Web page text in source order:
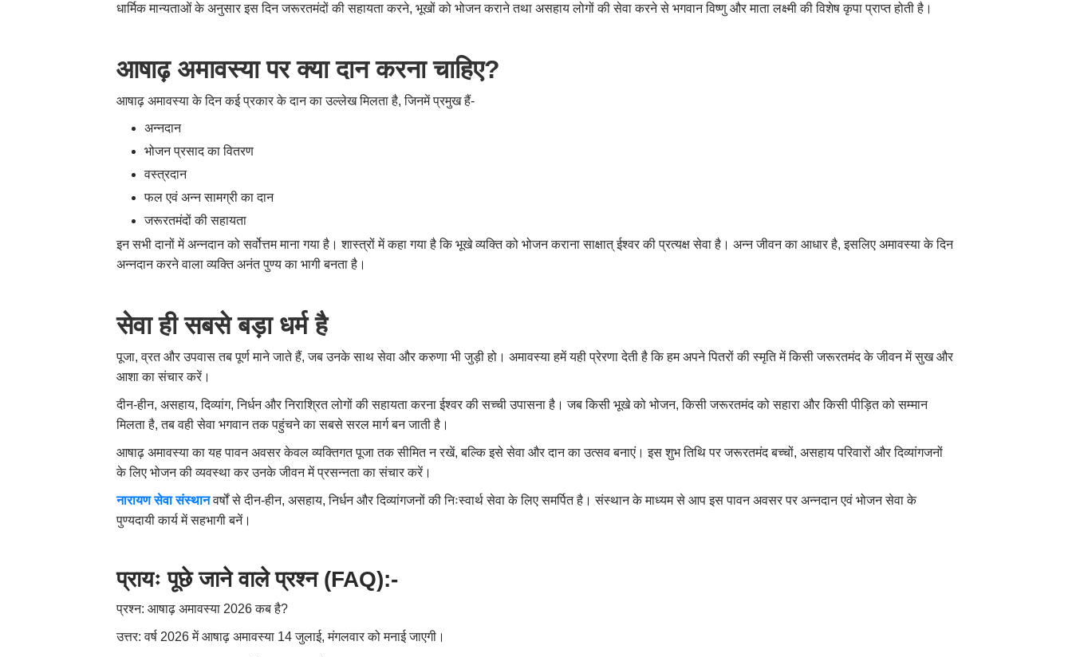
धार्मिक मान्यताओं के अनुसार इस दिन जरूरतमंदों की सहायता करने, भूखों को भोजन कराने तथा असहाय लोगों की सेवा करने से भगवान विष्णु और माता लक्ष्मी की विशेष कृपा प्राप्त होती है।
आषाढ़ अमावस्या पर क्या दान करना चाहिए?
आषाढ़ अमावस्या के दिन कई प्रकार के दान का उल्लेख मिलता है, जिनमें प्रमुख हैं-
अन्नदान
भोजन प्रसाद का वितरण
वस्त्रदान
फल एवं अन्न सामग्री का दान
जरूरतमंदों की सहायता
इन सभी दानों में अन्नदान को सर्वोत्तम माना गया है। शास्त्रों में कहा गया है कि भूखे व्यक्ति को भोजन कराना साक्षात् ईश्वर की प्रत्यक्ष सेवा है। अन्न जीवन का आधार है, इसलिए अमावस्या के दिन
अन्नदान करने वाला व्यक्ति अनंत पुण्य का भागी बनता है।
सेवा ही सबसे बड़ा धर्म है
पूजा, व्रत और उपवास तब पूर्ण माने जाते हैं, जब उनके साथ सेवा और करुणा भी जुड़ी हो। अमावस्या हमें यही प्रेरणा देती है कि हम अपने पितरों की स्मृति में किसी जरूरतमंद के जीवन में सुख और
आशा का संचार करें।
दीन-हीन, असहाय, दिव्यांग, निर्धन और निराश्रित लोगों की सहायता करना ईश्वर की सच्ची उपासना है। जब किसी भूखे को भोजन, किसी जरूरतमंद को सहारा और किसी पीड़ित को सम्मान
मिलता है, तब वही सेवा भगवान तक पहुंचने का सबसे सरल मार्ग बन जाती है।
आषाढ़ अमावस्या का यह पावन अवसर केवल व्यक्तिगत पूजा तक सीमित न रखें, बल्कि इसे सेवा और दान का उत्सव बनाएं। इस शुभ तिथि पर जरूरतमंद बच्चों, असहाय परिवारों और दिव्यांगजनों
के लिए भोजन की व्यवस्था कर उनके जीवन में प्रसन्नता का संचार करें।
नारायण सेवा संस्थानवर्षों से दीन-हीन, असहाय, निर्धन और दिव्यांगजनों की निःस्वार्थ सेवा के लिए समर्पित है। संस्थान के माध्यम से आप इस पावन अवसर पर अन्नदान एवं भोजन सेवा के
पुण्यदायी कार्य में सहभागी बनें।
प्रायः पूछे जाने वाले प्रश्न (FAQ):-
प्रश्न: आषाढ़ अमावस्या 2026कब है?
उत्तर: वर्ष 2026में आषाढ़ अमावस्या 14जुलाई,मंगलवार को मनाई जाएगी।